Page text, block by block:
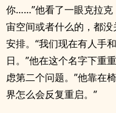
你……”他看了一眼克拉克
宙空间或者什么的，都
安排。“我们现在有人手
日。”他在这个名字下重
虑第二个问题。”他靠在
界怎么会反复重启。”